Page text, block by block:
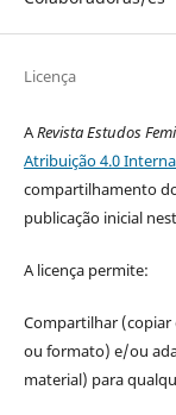
Licença
ARevista Estudos
Atribuição 4.0
compartilhamento
publicação inicial
A licença permite:
Compartilhar
ou formato) e/ou
material) para